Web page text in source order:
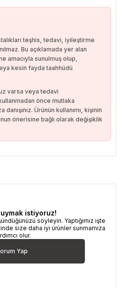
teşhis, tedavi, iyileştirme
Bu açıklamada yer alan
amacıyla sunulmuş olup,
kesin fayda taahhüdü
varsa veya tedavi
önce mutlaka
Ürünün kullanımı, kişinin
önerisine bağlı olarak değişiklik
istiyoruz!
söyleyin. Yaptığımız işte
size daha iyi ürünler sunmamıza
olur.
Yap